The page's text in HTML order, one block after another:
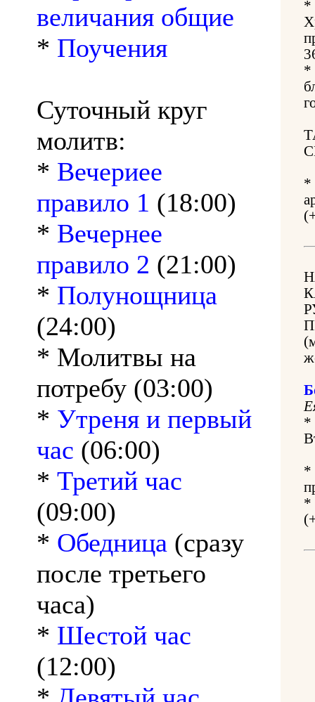
величания общие
* Поучения
Суточный круг
молитв:
* Вечериее
правило 1 (18:00)
* Вечернее
правило 2 (21:00)
* Полунощница
(24:00)
* Молитвы на
потребу (03:00)
* Утреня и первый
час (06:00)
* Третий час
(09:00)
* Обедница (сразу
после третьего
часа)
* Шестой час
(12:00)
*
*
*
*
*
*